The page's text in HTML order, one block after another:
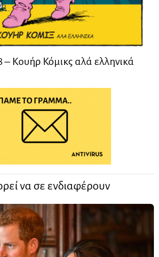
– Kουήρ Κόμικς αλά ελληνικά
να σε ενδιαφέρουν